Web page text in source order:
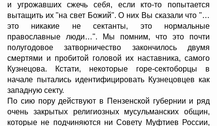
и угрожавших сжечь себя, если кто-то попытается
вытащить их "на свет Божий". О них Вы сказали что "…
это никакие не сектанты, это нормальные
православные люди…". Мы помним, что это почти
полугодовое затворничество закончилось двумя
смертями и пробитой головой их наставника, самого
Кузнецова. Кстати, некоторые горе-сектоборцы в
начале пытались идентифицировать Кузнецовцев как
западную секту.
По сию пору действуют в Пензенской губернии и ряд
очень закрытых религиозных мусульманских общин,
которые не подчиняются ни Совету Муфтиев России,